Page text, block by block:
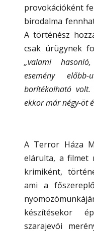
provokációként
birodalma
A történész
csak ürügynek
„valami
esemény
borítékolható
ekkor már négy-öt
A Terror Háza
elárulta, a filmet
krimiként,
ami a
készítésekor
szarajevói